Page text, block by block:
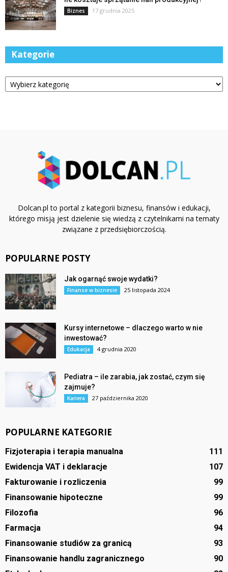
Biznes 17 grudnia 2025
Kategorie
Kategorie
Dolcan.pl to portal z kategorii biznesu, finansów i edukacji,
którego misją jest dzielenie się wiedzą z czytelnikami na tematy
związane z przedsiębiorczością.
POPULARNE POSTY
Jak ogarnąć swoje wydatki?
Finanse w biznesie 25 listopada 2024
Kursy internetowe – dlaczego warto w nie
inwestować?
Edukacja 4 grudnia 2020
Pediatra – ile zarabia, jak zostać, czym się
zajmuje?
Kariera 27 października 2020
POPULARNE KATEGORIE
Fizjoterapia i terapia manualna
111
Ewidencja VAT i deklaracje
107
Fakturowanie i rozliczenia
99
Finansowanie hipoteczne
99
Filozofia
96
Farmacja
94
Finansowanie studiów za granicą
93
Finansowanie handlu zagranicznego
90